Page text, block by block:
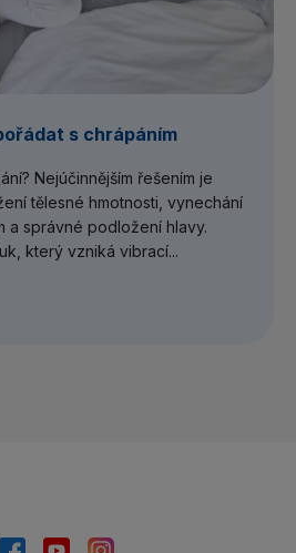
s chrápáním
Nejúčinnějším řešením je
tělesné hmotnosti, vynechání
a správné podložení hlavy.
který vzniká vibrací...